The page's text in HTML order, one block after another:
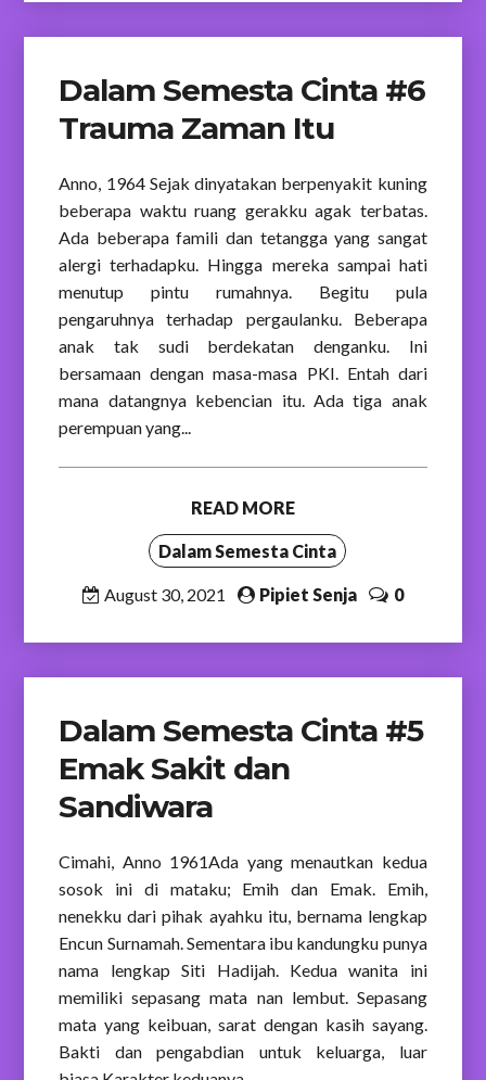
Dalam Semesta Cinta #6
Trauma Zaman Itu
Anno, 1964 Sejak dinyatakan berpenyakit kuning
beberapa waktu ruang gerakku agak terbatas.
Ada beberapa famili dan tetangga yang sangat
alergi terhadapku. Hingga mereka sampai hati
menutup pintu rumahnya. Begitu pula
pengaruhnya terhadap pergaulanku. Beberapa
anak tak sudi berdekatan denganku. Ini
bersamaan dengan masa-masa PKI. Entah dari
mana datangnya kebencian itu. Ada tiga anak
perempuan yang...
READ MORE
Dalam Semesta Cinta
August 30, 2021 Pipiet Senja 0
Dalam Semesta Cinta #5
Emak Sakit dan
Sandiwara
Cimahi, Anno 1961Ada yang menautkan kedua
sosok ini di mataku; Emih dan Emak. Emih,
nenekku dari pihak ayahku itu, bernama lengkap
Encun Surnamah. Sementara ibu kandungku punya
nama lengkap Siti Hadijah. Kedua wanita ini
memiliki sepasang mata nan lembut. Sepasang
mata yang keibuan, sarat dengan kasih sayang.
Bakti dan pengabdian untuk keluarga, luar